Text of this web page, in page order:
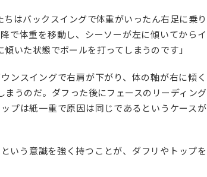
はバックスイングで体重がいったん右足に乗り
で体重を移動し、シーソーが左に傾いてからイ
いた状態でボールを打ってしまうのです」
ンスイングで右肩が下がり、体の軸が右に傾く
うのだ。ダフった後にフェースのリーディング
プは紙一重で原因は同じであるというケースが
いう意識を強く持つことが、ダフリやトップを